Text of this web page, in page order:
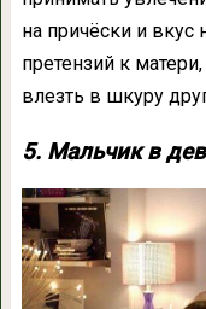
на причёски и
претензий к
влезть в шкуру
5. Мальчик в